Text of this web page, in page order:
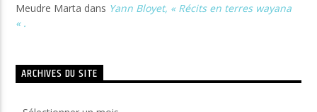
Meudre Marta dans Yann Bloyet, « Récits en terres wayana
« .
ARCHIVES DU SITE